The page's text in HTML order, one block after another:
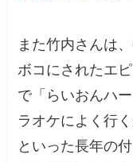
また竹内さんは
ボコにされたエ
で「らいおんハ
ラオケによく行
といった長年の